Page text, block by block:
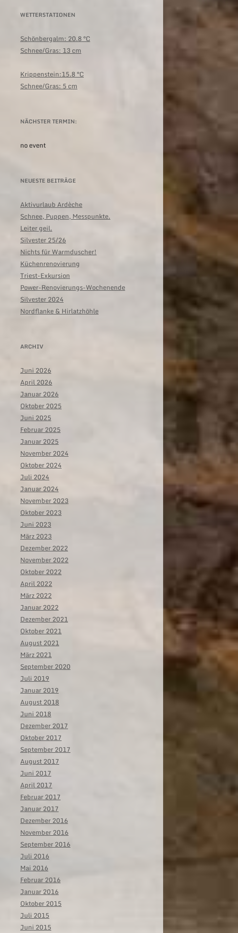
WETTERSTATIONEN
Schönbergalm: 20.8 °C
Schnee/Gras: 13 cm
Krippenstein:15.8 °C
Schnee/Gras: 5 cm
NÄCHSTER TERMIN:
no event
NEUESTE BEITRÄGE
Aktivurlaub Ardèche
Schnee, Puppen, Messpunkte.
Leiter geil.
Silvester 25/26
Nichts für Warmduscher!
Küchenrenovierung
Triest-Exkursion
Power-Renovierungs-Wochenende
Silvester 2024
Nordflanke & Hirlatzhöhle
ARCHIV
Juni 2026
April 2026
Januar 2026
Oktober 2025
Juni 2025
Februar 2025
Januar 2025
November 2024
Oktober 2024
Juli 2024
Januar 2024
November 2023
Oktober 2023
Juni 2023
März 2023
Dezember 2022
November 2022
Oktober 2022
April 2022
März 2022
Januar 2022
Dezember 2021
Oktober 2021
August 2021
März 2021
September 2020
Juli 2019
Januar 2019
August 2018
Juni 2018
Dezember 2017
Oktober 2017
September 2017
August 2017
Juni 2017
April 2017
Februar 2017
Januar 2017
Dezember 2016
November 2016
September 2016
Juli 2016
Mai 2016
Februar 2016
Januar 2016
Oktober 2015
Juli 2015
Juni 2015